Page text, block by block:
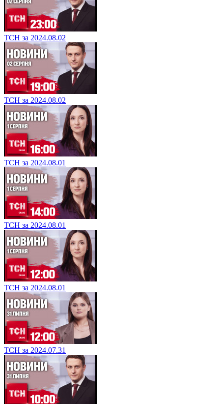
ТСН за 2024.08.02
ТСН за 2024.08.02
ТСН за 2024.08.01
ТСН за 2024.08.01
ТСН за 2024.08.01
ТСН за 2024.07.31